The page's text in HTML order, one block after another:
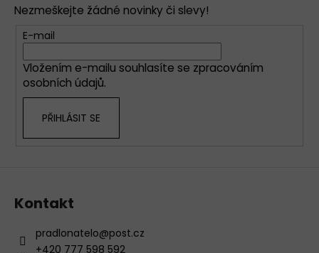
a
í
p
r
Nezmeškejte žádné novinky či slevy!
E-mail
Vložením e-mailu souhlasíte se zpracováním
osobních údajů.
PŘIHLÁSIT SE
Kontakt
pradlonatelo@post.cz
+420 777 598 592